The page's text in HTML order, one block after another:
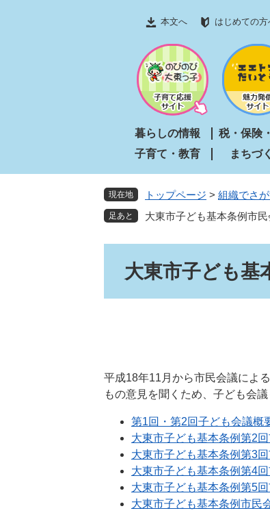
文
本文へ はじめての方
暮らしの情報 税・保険
子育て・教育
まちづ
現在地 トップページ > 組織でさ
大東市子ども基本条例市民
大東市子ども基
平成18年11月から市民会議によ
もの意見を聞くため、子ども会
第1回・第2回子ども会議概
大東市子ども基本条例第2
大東市子ども基本条例第3
大東市子ども基本条例第4
大東市子ども基本条例第5
大東市子ども基本条例市民